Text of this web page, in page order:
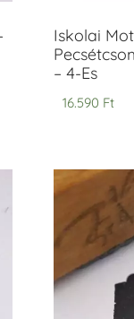
Iskolai
– 4-Es
16.590 Ft